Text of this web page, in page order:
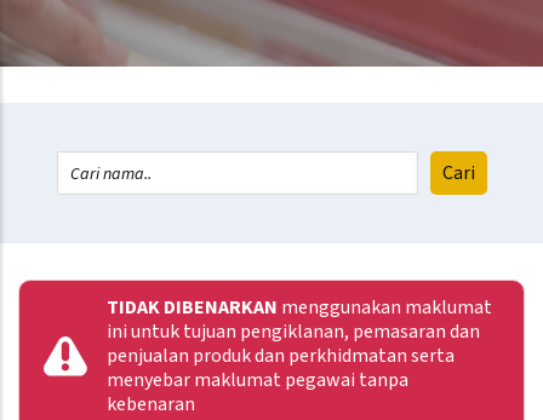
TIDAK DIBENARKAN menggunakan maklumat
ini untuk tujuan pengiklanan, pemasaran dan
penjualan produk dan perkhidmatan serta
menyebar maklumat pegawai tanpa
kebenaran